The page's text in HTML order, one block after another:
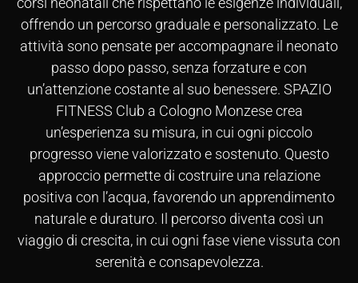
offrendo un percorso graduale e personalizzato. Le
attività sono pensate per accompagnare il neonato
passo dopo passo, senza forzature e con
un’attenzione costante al suo benessere. SPAZIO
FITNESS Club a Cologno Monzese crea
un’esperienza su misura, in cui ogni piccolo
progresso viene valorizzato e sostenuto. Questo
approccio permette di costruire una relazione
positiva con l’acqua, favorendo un apprendimento
naturale e duraturo. Il percorso diventa così un
viaggio di crescita, in cui ogni fase viene vissuta con
serenità e consapevolezza.